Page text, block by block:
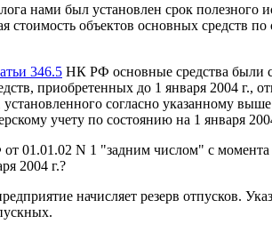
нами был установлен срок полезного
объектов основных средств по
346.5 НК РФ основные средства были
приобретенных до 1 января 2004 г.,
согласно указанному
учету по состоянию на 1 января
01.01.02 N 1 "задним числом" с
2004 г.?
начисляет резерв отпусков.